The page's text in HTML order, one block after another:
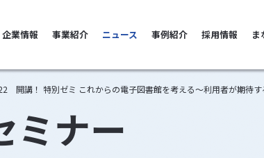
丸善雄松堂
企業情報 事業紹介 ニュース 事例紹介 採用情報 ま
開講！ 特別ゼミ これからの電子図書館を考える～利用者が期待
ミナー